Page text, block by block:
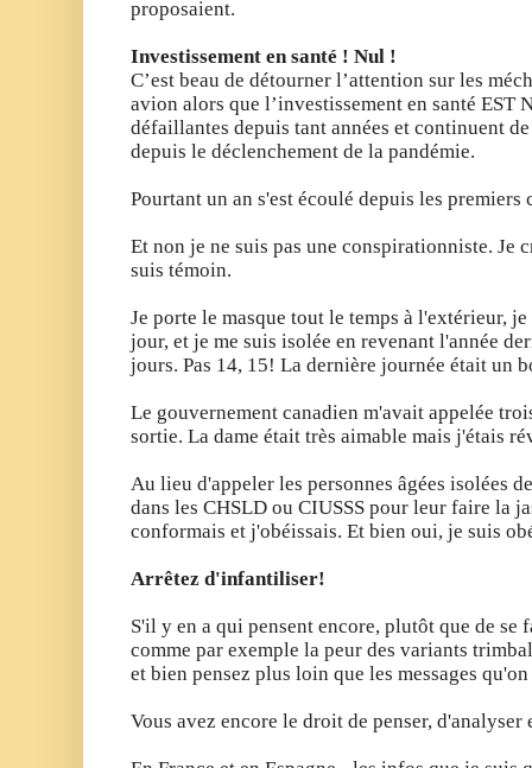
proposaient.
Investissement en santé ! Nul !
C’est beau de détourner l’attention sur les
avion alors que l’investissement en santé EST
défaillantes depuis tant années et continuent
depuis le déclenchement de la pandémie.
Pourtant un an s'est écoulé depuis les
Et non je ne suis pas une conspirationniste. Je
suis témoin.
Je porte le masque tout le temps à l'extérieur,
jour, et je me suis isolée en revenant l'année
jours. Pas 14, 15! La dernière journée était un
Le gouvernement canadien m'avait appelée
sortie. La dame était très aimable mais j'étais
Au lieu d'appeler les personnes âgées isolées
dans les CHSLD ou CIUSSS pour leur faire la
conformais et j'obéissais. Et bien oui, je suis
Arrêtez d'infantiliser!
S'il y en a qui pensent encore, plutôt que de se
comme par exemple la peur des variants
et bien pensez plus loin que les messages
Vous avez encore le droit de penser,